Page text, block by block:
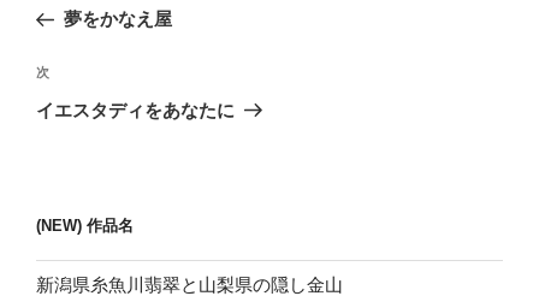
ナ
ビ
ゲ
ン
の
稿
夢をかなえ屋
次
の
次
イエスタディをあなたに
(NEW) 作品名
新潟県糸魚川翡翠と山梨県の隠し金山